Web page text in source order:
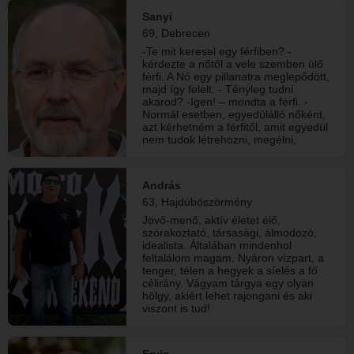
Sanyi
69, Debrecen
-Te mit keresel egy férfiben? -
kérdezte a nőtől a vele szemben ülő
férfi. A Nő egy pillanatra meglepődött,
majd így felelt: - Tényleg tudni
akarod? -Igen! – mondta a férfi. -
Normál esetben, egyedülálló nőként,
azt kérhetném a férfitől, amit egyedül
nem tudok létrehozni, megélni,
bevásárolok,a gyerekeimet nevelem.
Mindezt egy férfi segítsége nélkül.
Így jogosan kérdezhetném: Mit
hozhatsz te az életembe? A férfi
ledermedt, az arcán látszott, hogy
egyből a pénzre gondol. A nő
ráérezve erre, elébe ment: - Nem,
nem a pénzre gondoltam, annál
sokkal többre. Vágyom a férfira, aki
életem minden területén a
tökéletességre ösztönöz. Akitől
András
63, Hajdúböszörmény
Jövő-menő, aktív életet élő,
szórakoztató, társasági, álmodozó,
idealista. Általában mindenhol
feltalálom magam. Nyáron vízpart, a
tenger, télen a hegyek a síelés a fő
célirány. Vágyam tárgya egy olyan
hölgy, akiért lehet rajongani és aki
viszont is tud!